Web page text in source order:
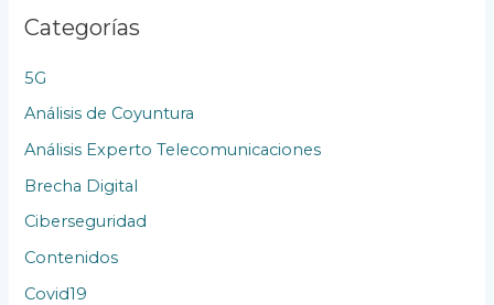
i
n
e
s
Categorías
5G
Análisis de Coyuntura
Análisis Experto Telecomunicaciones
Brecha Digital
Ciberseguridad
Contenidos
Covid19